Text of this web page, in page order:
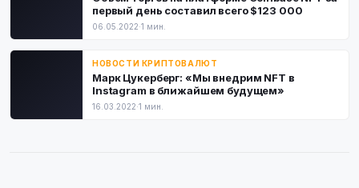
первый день составил всего $123 000
06.05.2022·1 мин.
НОВОСТИ КРИПТОВАЛЮТ
Марк Цукерберг: «Мы внедрим NFT в
Instagram в ближайшем будущем»
16.03.2022·1 мин.